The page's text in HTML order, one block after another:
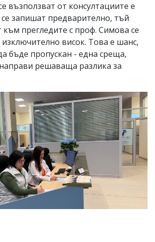
възползват от консултациите е
запишат предварително, тъй
към прегледите с проф. Симова се
висок. Това е шанс,
бъде пропускан - една среща,
решаваща разлика за